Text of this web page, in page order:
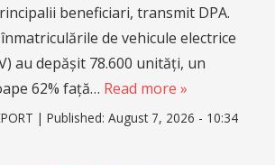
beneficiari, transmit DPA.
de vehicule electrice
au depășit 78.600 unități, un
62% față… Read more »
| Published: August 7, 2026 - 10:34